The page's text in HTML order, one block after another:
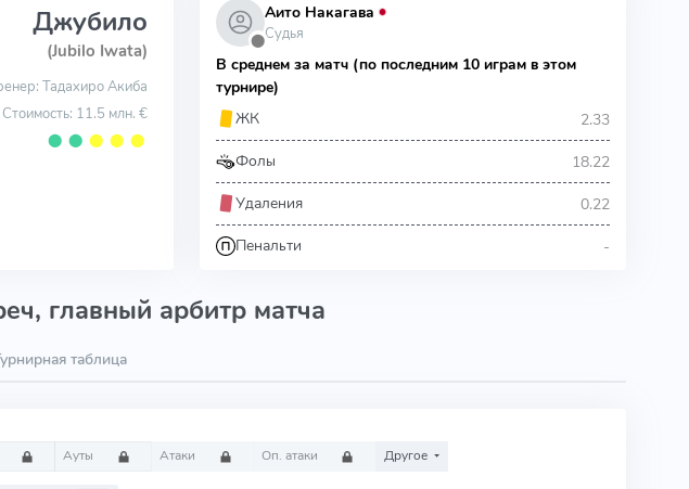
Джубило
(Jubilo Iwata)
Тадахиро Акиба
Стоимость: 11.5 млн. €
⬤ ⬤ ⬤ ⬤ ⬤
⬤
Аито Накагава
Судья
В среднем за матч (по последним 10 играм в этом
турнире)
ЖК
2.33
Фолы 18.22
Удаления 0.22
Пенальти -
главный арбитр матча
таблица
Ауты Атаки Оп. атаки Другое